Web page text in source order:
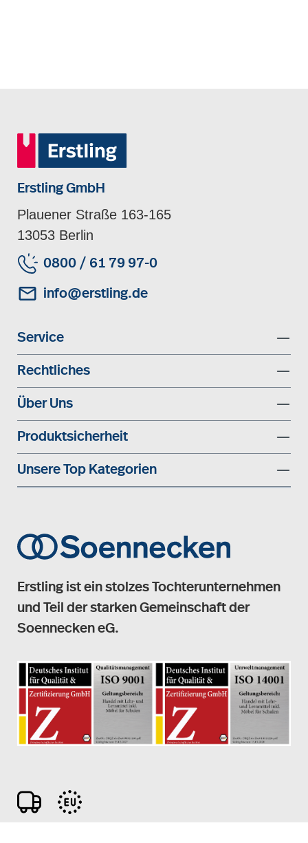
Erstling GmbH
Plauener Straße 163-165
13053 Berlin
0800 / 61 79 97-0
info@erstling.de
Service
Rechtliches
Über Uns
Produktsicherheit
Unsere Top Kategorien
Erstling ist ein stolzes Tochterunternehmen
und Teil der starken Gemeinschaft der
Soennecken eG.